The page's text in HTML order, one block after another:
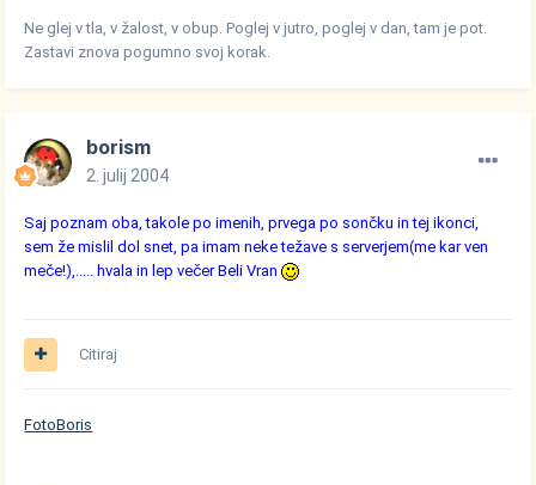
Ne glej v tla, v žalost, v obup. Poglej v jutro, poglej v dan, tam je pot.
Zastavi znova pogumno svoj korak.
borism
2. julij 2004
Saj poznam oba, takole po imenih, prvega po sončku in tej ikonci,
sem že mislil dol snet, pa imam neke težave s serverjem(me kar ven
meče!),..... hvala in lep večer Beli Vran
Citiraj
FotoBoris